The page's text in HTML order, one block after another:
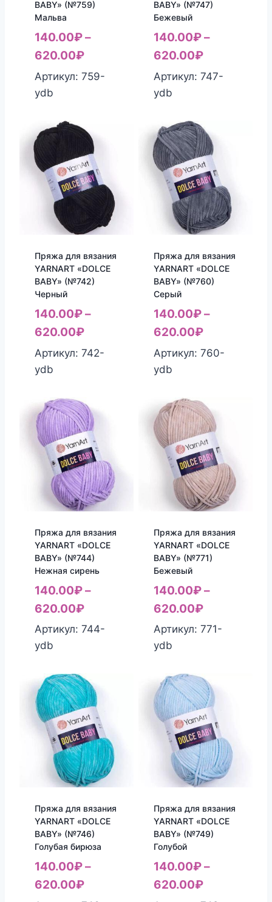
BABY» (№759)
Мальва
140.00₽–
620.00₽
Артикул: 759-
ydb
BABY» (№747)
Бежевый
140.00₽–
620.00₽
Артикул: 747-
ydb
Пряжа для вязания
YARNART «DOLCE
BABY» (№742)
Черный
140.00₽–
620.00₽
Артикул: 742-
ydb
Пряжа для вязания
YARNART «DOLCE
BABY» (№760)
Серый
140.00₽–
620.00₽
Артикул: 760-
ydb
Пряжа для вязания
YARNART «DOLCE
BABY» (№744)
Нежная сирень
140.00₽–
620.00₽
Артикул: 744-
ydb
Пряжа для вязания
YARNART «DOLCE
BABY» (№771)
Бежевый
140.00₽–
620.00₽
Артикул: 771-
ydb
Пряжа для вязания
YARNART «DOLCE
BABY» (№746)
Голубая бирюза
140.00₽–
620.00₽
Пряжа для вязания
YARNART «DOLCE
BABY» (№749)
Голубой
140.00₽–
620.00₽